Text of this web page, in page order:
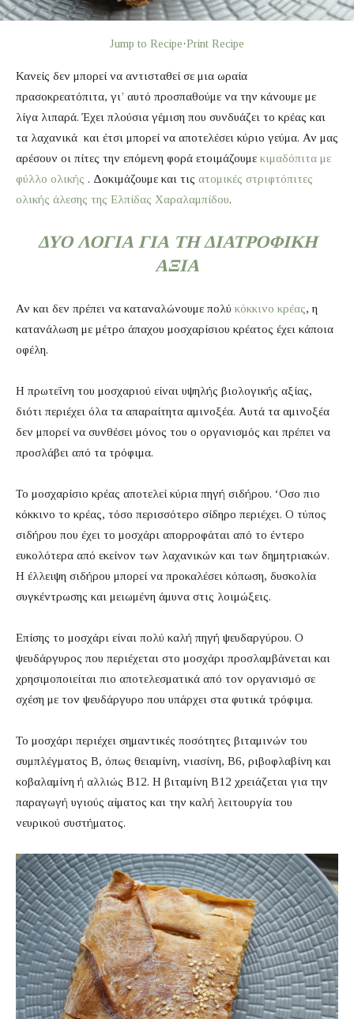
Jump to Recipe·Print Recipe
Κανείς δεν μπορεί να αντισταθεί σε μια ωραία
πρασοκρεατόπιτα, γι’ αυτό προσπαθούμε να την κάνουμε με
λίγα λιπαρά. Έχει πλούσια γέμιση που συνδυάζει το κρέας και
τα λαχανικά και έτσι μπορεί να αποτελέσει κύριο γεύμα. Αν μας
αρέσουν οι πίτες την επόμενη φορά ετοιμάζουμε κιμαδόπιτα με
φύλλο ολικής . Δοκιμάζουμε και τις ατομικές στριφτόπιτες
ολικής άλεσης της Ελπίδας Χαραλαμπίδου.
ΔΥΟ ΛΌΓΙΑ ΓΙΑ ΤΗ ΔΙΑΤΡΟΦΙΚΉ
ΑΞΊΑ
Αν και δεν πρέπει να καταναλώνουμε πολύ κόκκινο κρέας, η
κατανάλωση με μέτρο άπαχου μοσχαρίσιου κρέατος έχει κάποια
οφέλη.
Η πρωτεΐνη του μοσχαριού είναι υψηλής βιολογικής αξίας,
διότι περιέχει όλα τα απαραίτητα αμινοξέα. Αυτά τα αμινοξέα
δεν μπορεί να συνθέσει μόνος του ο οργανισμός και πρέπει να
προσλάβει από τα τρόφιμα.
Το μοσχαρίσιο κρέας αποτελεί κύρια πηγή σιδήρου. ‘Οσο πιο
κόκκινο το κρέας, τόσο περισσότερο σίδηρο περιέχει. Ο τύπος
σιδήρου που έχει το μοσχάρι απορροφάται από το έντερο
ευκολότερα από εκείνον των λαχανικών και των δημητριακών.
Η έλλειψη σιδήρου μπορεί να προκαλέσει κόπωση, δυσκολία
συγκέντρωσης και μειωμένη άμυνα στις λοιμώξεις.
Επίσης το μοσχάρι είναι πολύ καλή πηγή ψευδαργύρου. Ο
ψευδάργυρος που περιέχεται στο μοσχάρι προσλαμβάνεται και
χρησιμοποιείται πιο αποτελεσματικά από τον οργανισμό σε
σχέση με τον ψευδάργυρο που υπάρχει στα φυτικά τρόφιμα.
Το μοσχάρι περιέχει σημαντικές ποσότητες βιταμινών του
συμπλέγματος Β, όπως θειαμίνη, νιασίνη, Β6, ριβοφλαβίνη και
κοβαλαμίνη ή αλλιώς Β12. Η βιταμίνη Β12 χρειάζεται για την
παραγωγή υγιούς αίματος και την καλή λειτουργία του
νευρικού συστήματος.